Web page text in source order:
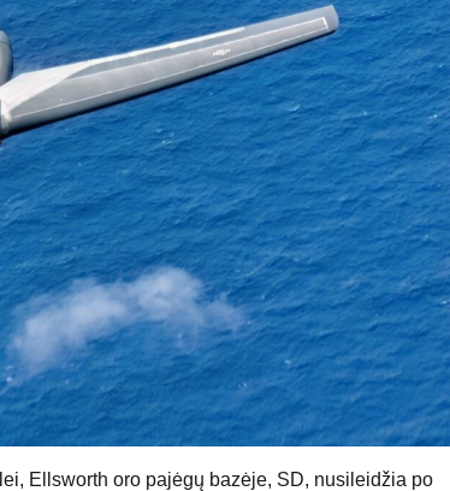
Ellsworth oro pajėgų bazėje, SD, nusileidžia po